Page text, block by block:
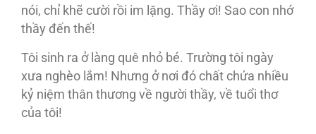
nói, chỉ khẽ cười rồi im lặng. Thầy ơi! Sao con nhớ
thầy đến thế!
Tôi sinh ra ở làng quê nhỏ bé. Trường tôi ngày
xưa nghèo lắm! Nhưng ở nơi đó chất chứa nhiều
kỷ niệm thân thương về người thầy, về tuổi thơ
của tôi!